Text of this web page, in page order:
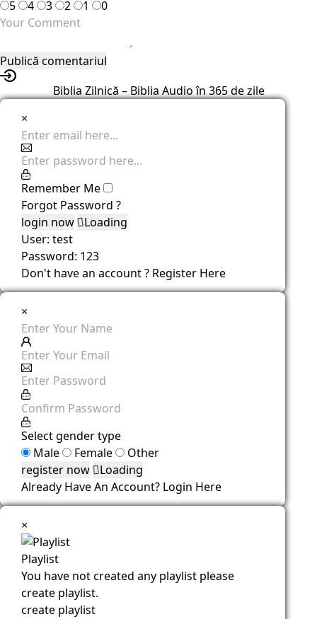
5 4 3 2 1 0
Biblia Zilnică – Biblia Audio în 365 de zile
×
Remember Me
Forgot Password ?
Loading
User: test
Password: 123
Don't have an account ? Register Here
×
Select gender type
Male
Female
Other
Loading
Already Have An Account? Login Here
×
Playlist
You have not created any playlist please
create playlist.
create playlist